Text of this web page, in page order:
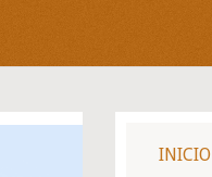
INICIO